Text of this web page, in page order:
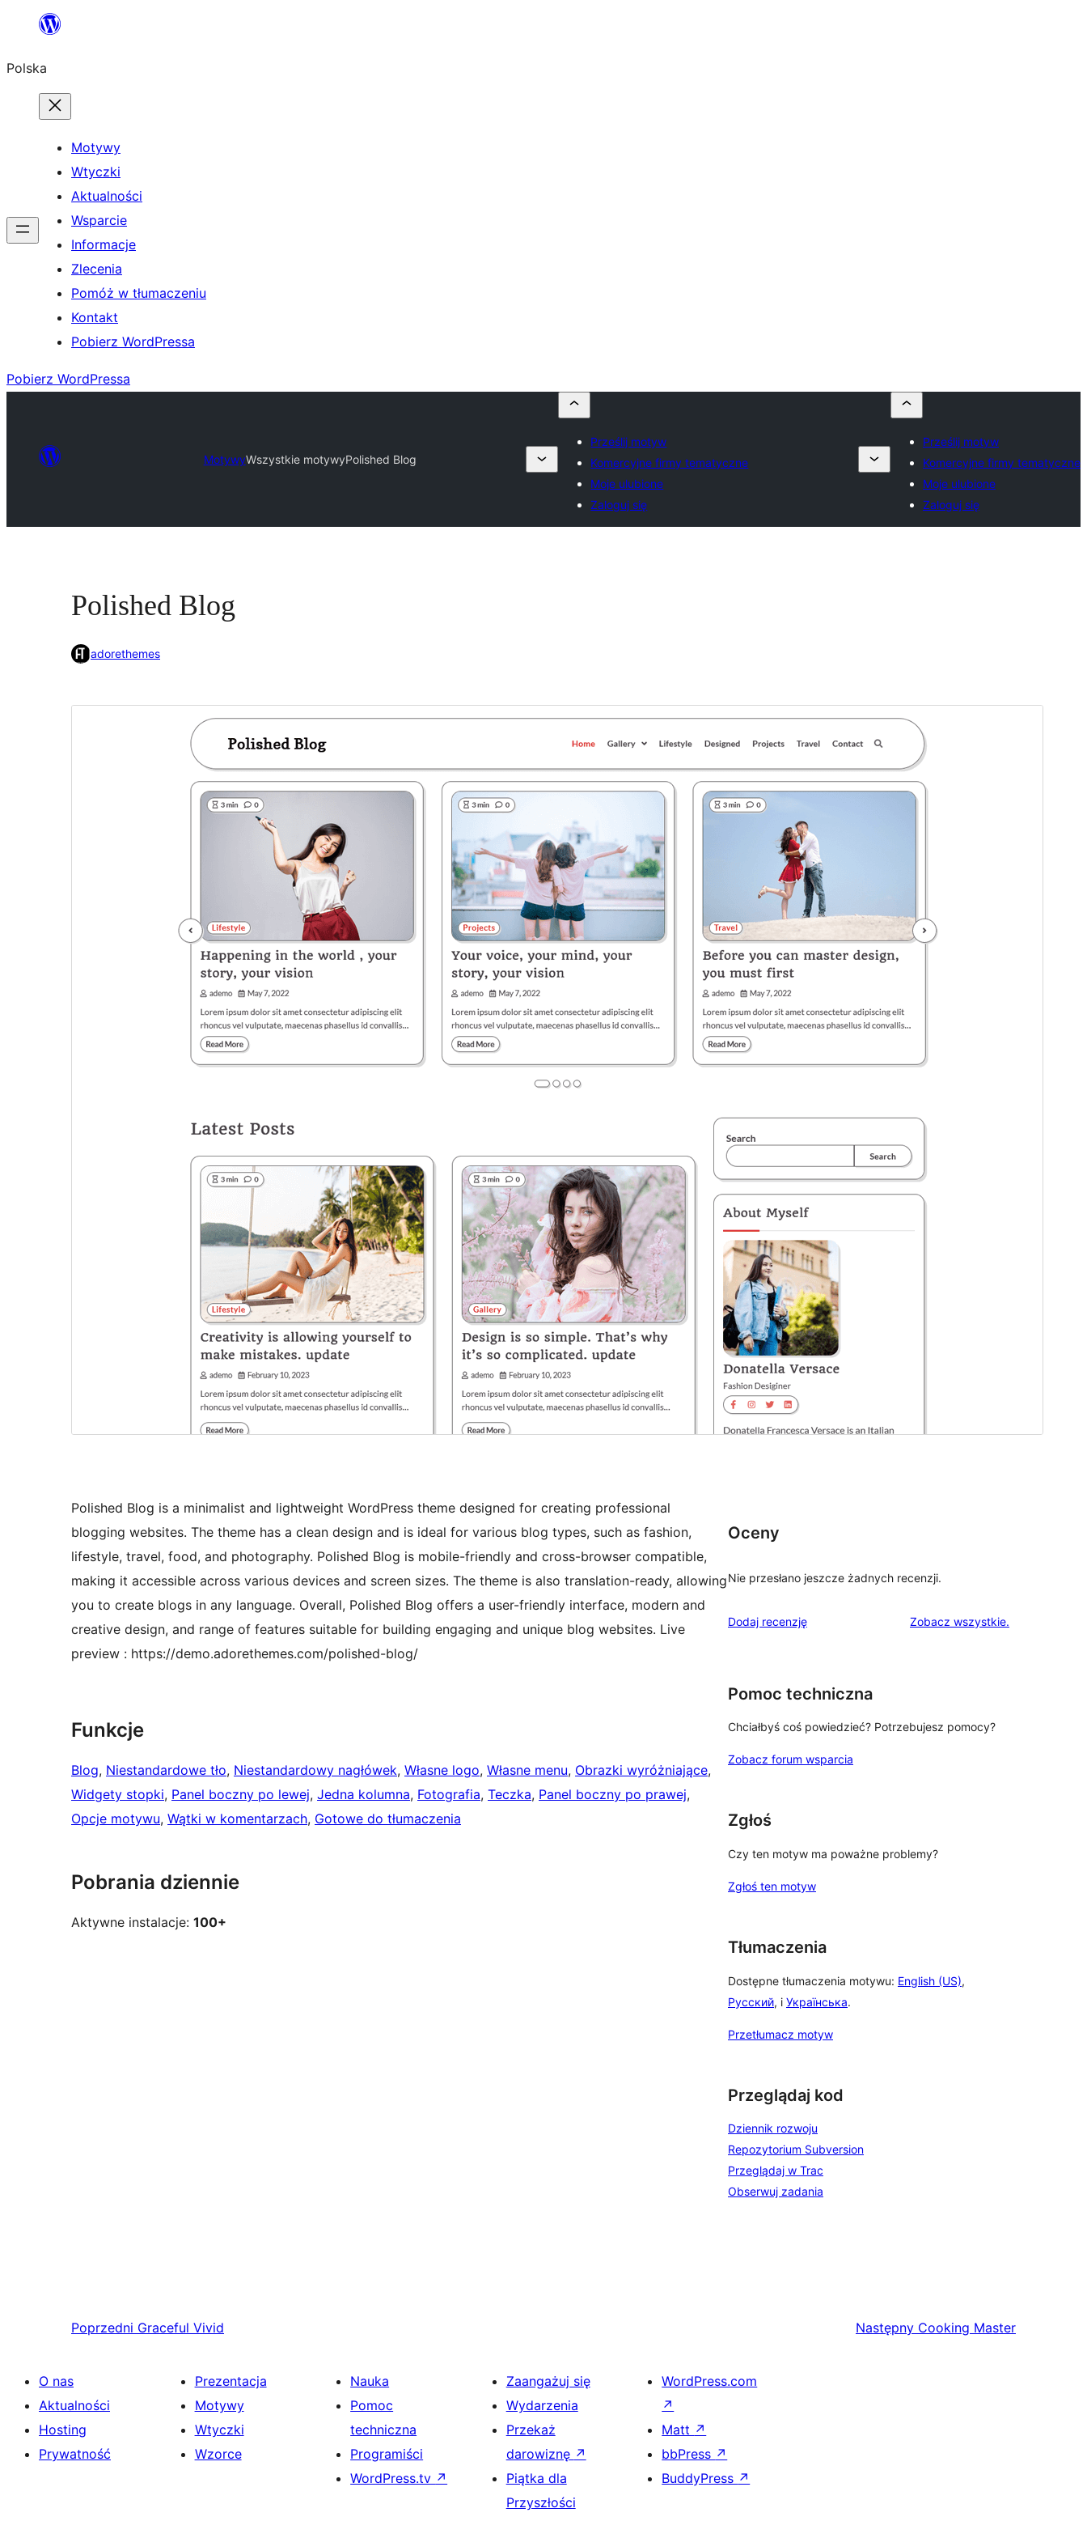
Przejdź
treści
Polska
Motywy
Wtyczki
Aktualności
Wsparcie
Informacje
Zlecenia
Pomóż w tłumaczeniu
Kontakt
Pobierz WordPressa
Pobierz WordPressa
MotywyWszystkie motywyPolished Blog
Prześlij motyw
Komercyjne firmy tematyczne
Moje ulubione
Zaloguj się
Prześlij motyw
Komercyjne firmy tematyczne
Moje ulubione
Zaloguj się
Polished Blog
adorethemes
Motyw płatny
Motyw jest bezpłatny, ale oferuje dodatkowe płatne
Zobacz pomoc techniczną
PodglądPobierz
Motyw potomny
Wersja
Ostatnia aktualizacja
Aktywne instalacje
Wersja WordPress
Wersja PHP
Strona główna motywu
Polished Blog is a minimalist and lightweight WordPress theme designed for creating professional
blogging websites. The theme has a clean design and is ideal for various blog types, such as fashion,
lifestyle, travel, food, and photography. Polished Blog is mobile-friendly and cross-browser compatible,
making it accessible across various devices and screen sizes. The theme is also translation-ready, allowing
you to create blogs in any language. Overall, Polished Blog offers a user-friendly interface, modern and
creative design, and range of features suitable for building engaging and unique blog websites. Live
preview : https://demo.adorethemes.com/polished-blog/
Funkcje
Blog, Niestandardowe tło, Niestandardowy nagłówek, Własne logo, Własne menu, Obrazki wyróżniające
Widgety stopki, Panel boczny po lewej, Jedna kolumna, Fotografia, Teczka, Panel boczny po prawej
Opcje motywu, Wątki w komentarzach, Gotowe do tłumaczenia
Pobrania dziennie
Aktywne instalacje: 100+
Oceny
Nie przesłano jeszcze żadnych recenzji.
Dodaj recenzję Zobacz wszystkierecenzje
.
Pomoc techniczna
Chciałbyś coś powiedzieć? Potrzebujesz pomocy?
Zobacz forum wsparcia
Zgłoś
Czy ten motyw ma poważne problemy?
Zgłoś ten motyw
Tłumaczenia
Dostępne tłumaczenia motywu: English (US),
Русский, i Українська.
Przetłumacz motyw
Przeglądaj kod
Dziennik rozwoju
Repozytorium Subversion
Przeglądaj w Trac
Obserwuj zadania
Poprzedni Graceful Vivid Następny Cooking Master
O nas
Aktualności
Hosting
Prywatność
Prezentacja
Motywy
Wtyczki
Wzorce
Nauka
Pomoc
techniczna
Programiści
WordPress.tv ↗
Zaangażuj się
Wydarzenia
Przekaż
darowiznę ↗
Piątka dla
Przyszłości
WordPress.com
↗
Matt ↗
bbPress ↗
BuddyPress ↗